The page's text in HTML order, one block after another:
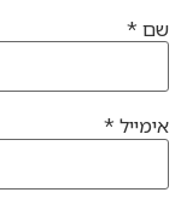
שם *
אימייל *